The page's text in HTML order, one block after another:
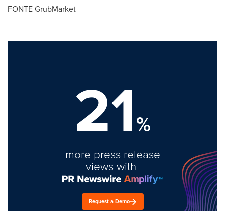
FONTE GrubMarket
21%
more press release
views with
Request a Demo